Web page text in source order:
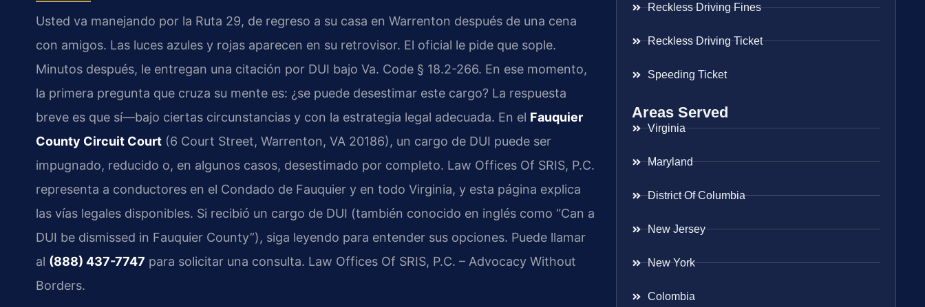
Usted va manejando por la Ruta 29, de regreso a su casa en Warrenton después de una cena
con amigos. Las luces azules y rojas aparecen en su retrovisor. El oficial le pide que sople.
Minutos después, le entregan una citación por DUI bajo Va. Code § 18.2-266. En ese momento,
la primera pregunta que cruza su mente es: ¿se puede desestimar este cargo? La respuesta
breve es que sí—bajo ciertas circunstancias y con la estrategia legal adecuada. En el Fauquier
County Circuit Court (6 Court Street, Warrenton, VA 20186), un cargo de DUI puede ser
impugnado, reducido o, en algunos casos, desestimado por completo. Law Offices Of SRIS, P.C.
representa a conductores en el Condado de Fauquier y en todo Virginia, y esta página explica
las vías legales disponibles. Si recibió un cargo de DUI (también conocido en inglés como “Can a
DUI be dismissed in Fauquier County”), siga leyendo para entender sus opciones. Puede llamar
al (888) 437-7747 para solicitar una consulta. Law Offices Of SRIS, P.C. – Advocacy Without
Borders.
Reckless Driving Fines
Reckless Driving Ticket
Speeding Ticket
Areas Served
Virginia
Maryland
District Of Columbia
New Jersey
New York
Colombia